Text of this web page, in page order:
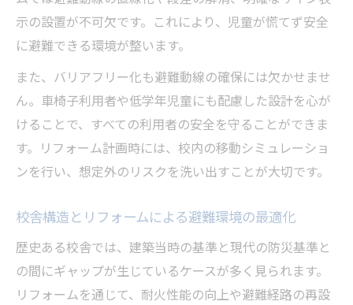
示の設置が不可欠です。これにより、児童が慌てず安全
に避難できる環境が整います。
また、バリアフリー化も避難動線の確保には欠かせませ
ん。車椅子利用者や低学年児童にも配慮した設計を心が
けることで、すべての利用者の安全を守ることができま
す。リフォーム計画時には、校内の移動シミュレーショ
ンを行い、想定外のリスクを洗い出すことが大切です。
校舎構造とリフォームによる避難環境の最適化
歴史ある校舎では、建築当時の基準と現代の防災基準と
の間にギャップが生じているケースが多く見られます。
リフォームを通じて、耐火性能の向上や避難経路の再設